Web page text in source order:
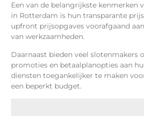
Een van de belangrijkste kenmerken
in Rotterdam is hun transparante
upfront prijsopgaves voorafgaand
van werkzaamheden.
Daarnaast bieden veel slotenmakers
promoties en betaalplanopties aan
diensten toegankelijker te maken
een beperkt budget.